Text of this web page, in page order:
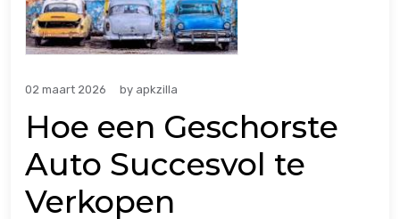
02 maart 2026 by apkzilla
Hoe een Geschorste
Auto Succesvol te
Verkopen